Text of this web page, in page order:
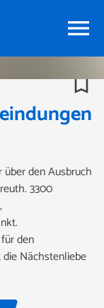
menu
bookmark_border
den Ausbruch
3300
den
Nächstenliebe